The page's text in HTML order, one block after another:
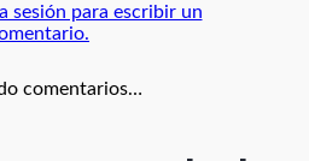
sesión para escribir un
comentarios…